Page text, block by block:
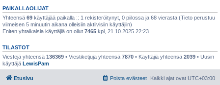
PAIKALLAOLIJAT
Yhteensä 69 käyttäjää paikalla :: 1 rekisteröitynyt, 0 piilossa ja 68 vierasta (Tieto perustuu
viimeisen 5 minuutin aikana olleisiin aktiivisiin käyttäjiin)
Eniten yhtaikaisia käyttäjiä on ollut 7465 kpl, 21.10.2025 22:23
TILASTOT
Viestejä yhteensä 136369 • Viestiketjuja yhteensä 7870 • Käyttäjiä yhteensä 2039 • Uusin
käyttäjä LewisPam
Etusivu Kaikki ajat ovat UTC+03:00
Poista evästeet